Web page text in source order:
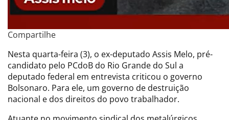
Compartilhe
Nesta quarta-feira (3), o ex-deputado Assis Melo, pré-
candidato pelo PCdoB do Rio Grande do Sul a
deputado federal em entrevista criticou o governo
Bolsonaro. Para ele, um governo de destruição
nacional e dos direitos do povo trabalhador.